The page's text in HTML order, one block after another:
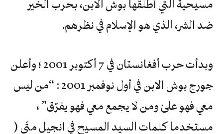
مسيحية التي أطلقها بوش الابن، بحرب الخير
ضد الشر، الذي هو الإسلام في نظرهم.
وبدأت حرب أفغانستان في 7 أكتوبر 2001 ؛ وأعلن
جورج بوش الابن في أول نوفمبر 2001 : “من ليس
معي فهو علىّ ومن لا يجمع معي فهو يفرّق” ،
مستخدما كلمات السيد المسيح في انجيل متّى (